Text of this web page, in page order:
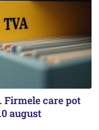
care pot
august